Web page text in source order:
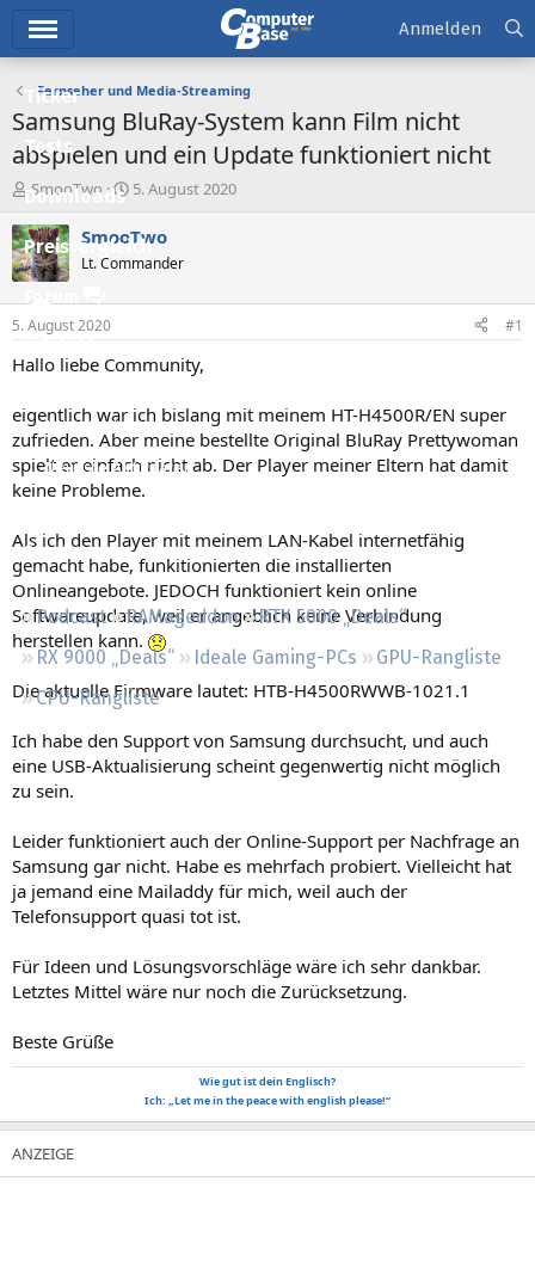
Ticker
Tests
Downloads
Preisvergleich
Forum
Aktuelles
Neue Beiträge
Neueste Aktivitäten
Regeln
Podcast RAMageddon
RTX 5000 „Deals“
RX 9000 „Deals“
Ideale Gaming-PCs
GPU-Rangliste
CPU-Rangliste
Anmelden
Fernseher und Media-Streaming
Samsung BluRay-System kann Film nicht
abspielen und ein Update funktioniert nicht
E
r
s
t
e
l
e
r
SmooTwo
E
s
e
t
a
5. August 2020
SmooTwo
Lt. Commander
5. August 2020 #1
Hallo liebe Community,
eigentlich war ich bislang mit meinem HT-H4500R/EN super
zufrieden. Aber meine bestellte Original BluRay Prettywoman
spielt er einfach nicht ab. Der Player meiner Eltern hat damit
keine Probleme.
Als ich den Player mit meinem LAN-Kabel internetfähig
gemacht habe, funkitionierten die installierten
Onlineangebote. JEDOCH funktioniert kein online
Softwareupdate, weil er angeblich keine Verbindung
herstellen kann.
Die aktuelle Firmware lautet: HTB-H4500RWWB-1021.1
Ich habe den Support von Samsung durchsucht, und auch
eine USB-Aktualisierung scheint gegenwertig nicht möglich
zu sein.
Leider funktioniert auch der Online-Support per Nachfrage an
Samsung gar nicht. Habe es mehrfach probiert. Vielleicht hat
ja jemand eine Mailaddy für mich, weil auch der
Telefonsupport quasi tot ist.
Für Ideen und Lösungsvorschläge wäre ich sehr dankbar.
Letztes Mittel wäre nur noch die Zurücksetzung.
Beste Grüße
Wie gut ist dein Englisch?
Ich: „Let me in the peace with english please!“